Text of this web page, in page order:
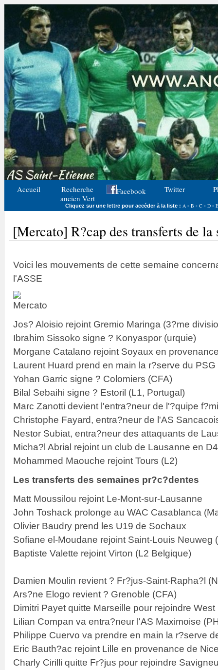
Accueil
Recherche
ancien Vert
Facebook Twitter
Cliquez sur une lettre pour accéder à la liste : A - B - C- D- E
[Mercato] R?cap des transferts de la
Voici les mouvements de cette semaine
l'ASSE
Jos? Aloisio rejoint Gremio Maringa (3?me
Ibrahim Sissoko signe ? Konyaspor (urquie)
Morgane Catalano rejoint Soyaux en
Laurent Huard prend en main la r?serve du PSG
Yohan Garric signe ? Colomiers (CFA)
Bilal Sebaihi signe ? Estoril (L1, Portugal)
Marc Zanotti devient l'entra?neur de l'?quipe
Christophe Fayard, entra?neur de l'AS
Nestor Subiat, entra?neur des attaquants de
Micha?l Abrial rejoint un club de Lausanne en D4
Mohammed Maouche rejoint Tours (L2)
Les transferts des semaines pr?c?dentes
Matt Moussilou rejoint Le-Mont-sur-Lausanne
John Toshack prolonge au WAC Casablanca
Olivier Baudry prend les U19 de Sochaux
Sofiane el-Moudane rejoint Saint-Louis Neuweg
Baptiste Valette rejoint Virton (L2 Belgique)
Damien Moulin revient ? Fr?jus-Saint-Rapha?l
Ars?ne Elogo revient ? Grenoble (CFA)
Dimitri Payet quitte Marseille pour rejoindre
Lilian Compan va entra?neur l'AS Maximoise
Philippe Cuervo va prendre en main la r?serve
Eric Bauth?ac rejoint Lille en provenance de
Charly Cirilli quitte Fr?jus pour rejoindre